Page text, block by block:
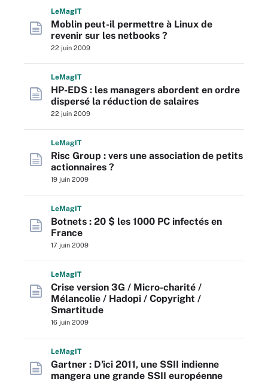
LeMagIT
Moblin peut-il permettre à Linux de
revenir sur les netbooks ?
22 juin 2009
LeMagIT
HP-EDS : les managers abordent en ordre
dispersé la réduction de salaires
22 juin 2009
LeMagIT
Risc Group : vers une association de petits
actionnaires ?
19 juin 2009
LeMagIT
Botnets : 20 $ les 1000 PC infectés en
France
17 juin 2009
LeMagIT
Crise version 3G / Micro-charité /
Mélancolie / Hadopi / Copyright /
Smartitude
16 juin 2009
LeMagIT
Gartner : D'ici 2011, une SSII indienne
mangera une grande SSII européenne